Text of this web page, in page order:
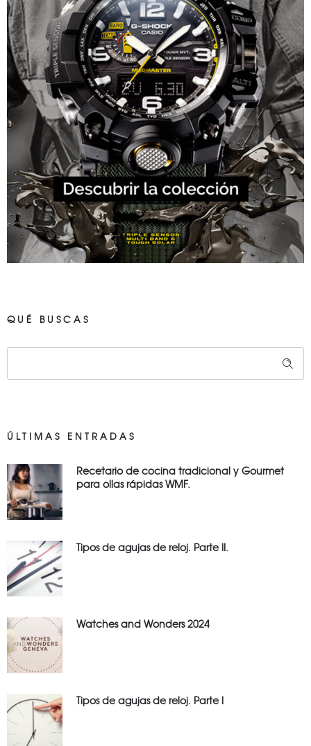
QUÉ BUSCAS
ÚLTIMAS ENTRADAS
Recetario de cocina tradicional y Gourmet
para ollas rápidas WMF.
Tipos de agujas de reloj. Parte II.
Watches and Wonders 2024
Tipos de agujas de reloj. Parte I